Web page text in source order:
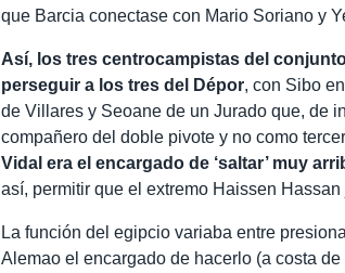
que Barcia conectase con Mario Soriano y
Así, los tres centrocampistas del
perseguir a los tres del Dépor, con Sibo
de Villares y Seoane de un Jurado que, de
compañero del doble pivote y no como
Vidal era el encargado de ‘saltar’ muy
así, permitir que el extremo Haissen
La función del egipcio variaba entre
Alemao el encargado de hacerlo (a costa